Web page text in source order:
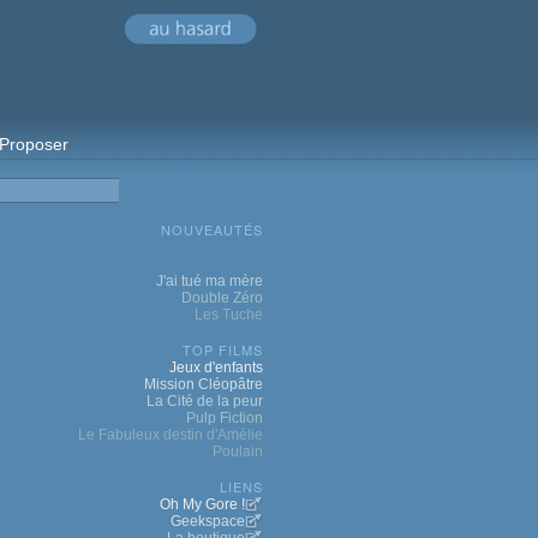
Proposer
NOUVEAUTÉS
J'ai tué ma mère
Double Zéro
Les Tuche
TOP FILMS
Jeux d'enfants
Mission Cléopâtre
La Cité de la peur
Pulp Fiction
Le Fabuleux destin d'Amélie
Poulain
LIENS
Oh My Gore !
Geekspace